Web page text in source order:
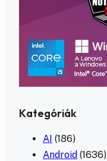
Kategóriák
AI (186)
Android (1636)